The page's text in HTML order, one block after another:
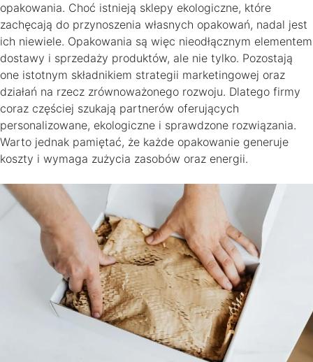
opakowania. Choć istnieją sklepy ekologiczne, które
zachęcają do przynoszenia własnych opakowań, nadal jest
ich niewiele. Opakowania są więc nieodłącznym elementem
dostawy i sprzedaży produktów, ale nie tylko. Pozostają
one istotnym składnikiem strategii marketingowej oraz
działań na rzecz zrównoważonego rozwoju. Dlatego firmy
coraz częściej szukają partnerów oferujących
personalizowane, ekologiczne i sprawdzone rozwiązania.
Warto jednak pamiętać, że każde opakowanie generuje
koszty i wymaga zużycia zasobów oraz energii.